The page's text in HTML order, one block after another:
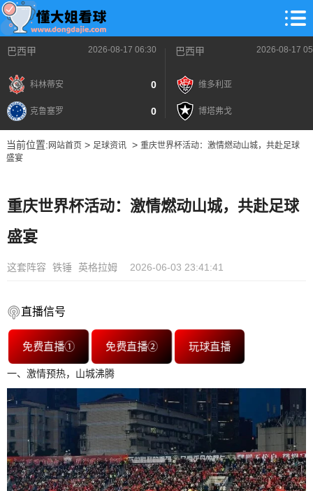
巴西甲 2026-08-17 06:30
科林蒂安 0
克鲁塞罗 0
巴西甲 2026-08-17
维多利亚
博塔弗戈
当前位置: 网站首页> 足球资讯> 重庆世界杯活动：激情燃动山城，共赴足球
盛宴
重庆世界杯活动：激情燃动山城，共赴足球
盛宴
这套阵容 铁锤 英格拉姆 2026-06-03 23:41:41
直播信号
免费直播① 免费直播② 玩球直播
一、激情预热，山城沸腾